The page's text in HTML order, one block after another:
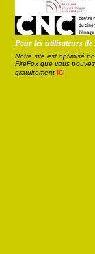
Pour les utilisateurs de
Notre site est optimisé
FireFox que vous
gratuitement ici